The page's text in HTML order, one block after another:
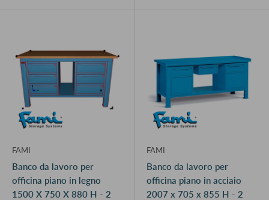
FAMI
Banco da lavoro per
officina piano in legno
1500 X 750 X 880 H - 2
FAMI
Banco da lavoro per
officina piano in acciaio
2007 x 705 x 855 H - 2